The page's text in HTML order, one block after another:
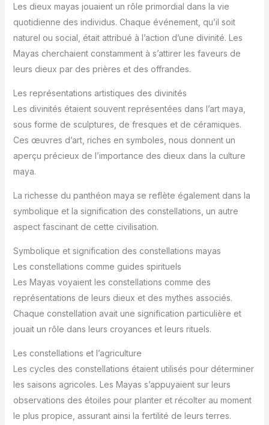
Les dieux mayas jouaient un rôle primordial dans la vie
quotidienne des individus. Chaque événement, qu’il soit
naturel ou social, était attribué à l’action d’une divinité. Les
Mayas cherchaient constamment à s’attirer les faveurs de
leurs dieux par des prières et des offrandes.
Les représentations artistiques des divinités
Les divinités étaient souvent représentées dans l’art maya,
sous forme de sculptures, de fresques et de céramiques.
Ces œuvres d’art, riches en symboles, nous donnent un
aperçu précieux de l’importance des dieux dans la culture
maya.
La richesse du panthéon maya se reflète également dans la
symbolique et la signification des constellations, un autre
aspect fascinant de cette civilisation.
Symbolique et signification des constellations mayas
Les constellations comme guides spirituels
Les Mayas voyaient les constellations comme des
représentations de leurs dieux et des mythes associés.
Chaque constellation avait une signification particulière et
jouait un rôle dans leurs croyances et leurs rituels.
Les constellations et l’agriculture
Les cycles des constellations étaient utilisés pour déterminer
les saisons agricoles. Les Mayas s’appuyaient sur leurs
observations des étoiles pour planter et récolter au moment
le plus propice, assurant ainsi la fertilité de leurs terres.